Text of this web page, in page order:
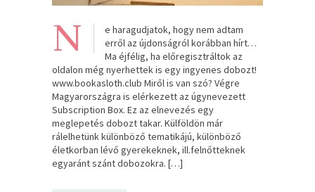
N
e haragudjatok, hogy nem adtam
erről az újdonságról korábban hírt…
Ma éjfélig, ha előregisztráltok az
oldalon még nyerhettek is egy ingyenes dobozt!
www.bookasloth.club Miről is van szó? Végre
Magyarországra is elérkezett az úgynevezett
Subscription Box. Ez az elnevezés egy
meglepetés dobozt takar. Külföldön már
rálelhetünk különböző tematikájú, különböző
életkorban lévő gyerekeknek, ill.felnőtteknek
egyaránt szánt dobozokra. […]